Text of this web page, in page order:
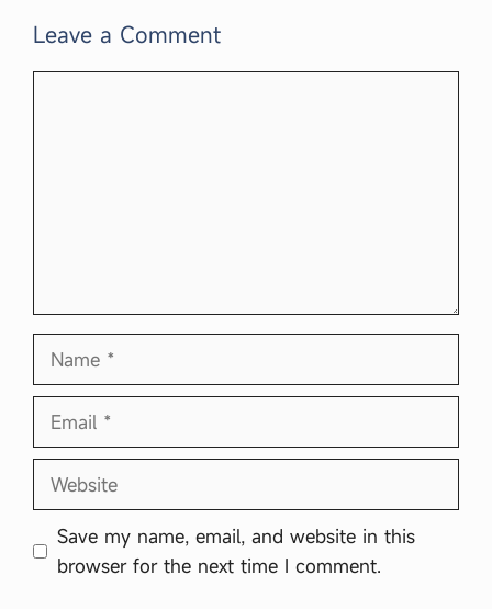
Leave a Comment
Name
Email
Website
Save my name, email, and website in this
browser for the next time I comment.